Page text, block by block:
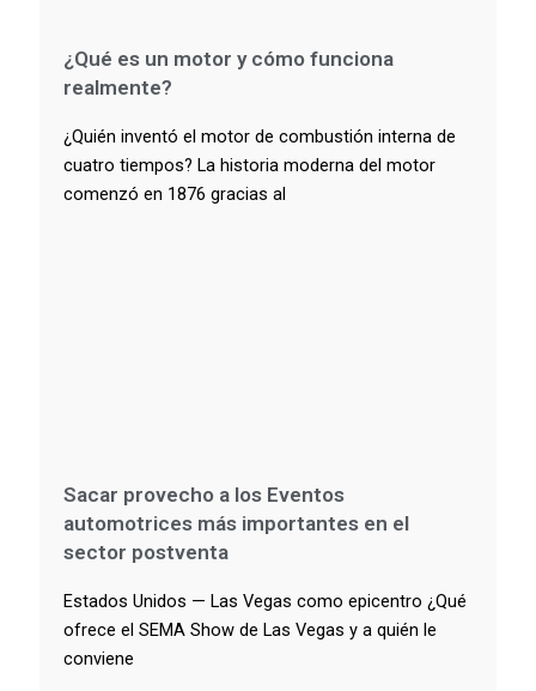
¿Qué es un motor y cómo funciona
realmente?
¿Quién inventó el motor de combustión interna de
cuatro tiempos? La historia moderna del motor
comenzó en 1876 gracias al
Sacar provecho a los Eventos
automotrices más importantes en el
sector postventa
Estados Unidos — Las Vegas como epicentro ¿Qué
ofrece el SEMA Show de Las Vegas y a quién le
conviene